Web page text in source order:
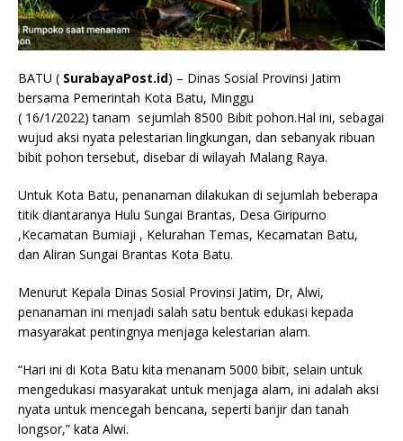
BATU ( SurabayaPost.id) – Dinas Sosial Provinsi Jatim
bersama Pemerintah Kota Batu, Minggu
( 16/1/2022) tanam sejumlah 8500 Bibit pohon.Hal ini, sebagai
wujud aksi nyata pelestarian lingkungan, dan sebanyak ribuan
bibit pohon tersebut, disebar di wilayah Malang Raya.
Untuk Kota Batu, penanaman dilakukan di sejumlah beberapa
titik diantaranya Hulu Sungai Brantas, Desa Giripurno
,Kecamatan Bumiaji , Kelurahan Temas, Kecamatan Batu,
dan Aliran Sungai Brantas Kota Batu.
Menurut Kepala Dinas Sosial Provinsi Jatim, Dr, Alwi,
penanaman ini menjadi salah satu bentuk edukasi kepada
masyarakat pentingnya menjaga kelestarian alam.
“Hari ini di Kota Batu kita menanam 5000 bibit, selain untuk
mengedukasi masyarakat untuk menjaga alam, ini adalah aksi
nyata untuk mencegah bencana, seperti banjir dan tanah
longsor,” kata Alwi.